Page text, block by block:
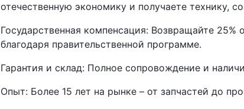
отечественную экономику и получаете технику,
Государственная компенсация: Возвращайте 25%
благодаря правительственной программе.
Гарантия и склад: Полное сопровождение и
Опыт: Более 15 лет на рынке – от запчастей до